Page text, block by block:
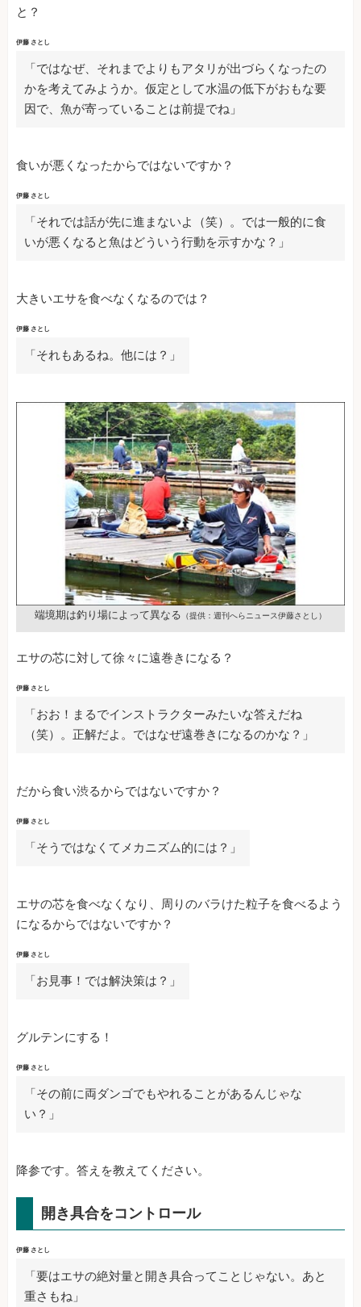
と？
伊藤 さとし
「ではなぜ、それまでよりもアタリが出づらくなったの
かを考えてみようか。仮定として水温の低下がおもな要
因で、魚が寄っていることは前提でね」
食いが悪くなったからではないですか？
伊藤 さとし
「それでは話が先に進まないよ（笑）。では一般的に食
いが悪くなると魚はどういう行動を示すかな？」
大きいエサを食べなくなるのでは？
伊藤 さとし
「それもあるね。他には？」
端境期は釣り場によって異なる （提供：週刊へらニュース伊藤さとし）
エサの芯に対して徐々に遠巻きになる？
伊藤 さとし
「おお！まるでインストラクターみたいな答えだね
（笑）。正解だよ。ではなぜ遠巻きになるのかな？」
だから食い渋るからではないですか？
伊藤 さとし
「そうではなくてメカニズム的には？」
エサの芯を食べなくなり、周りのバラけた粒子を食べるよう
になるからではないですか？
伊藤 さとし
「お見事！では解決策は？」
グルテンにする！
伊藤 さとし
「その前に両ダンゴでもやれることがあるんじゃな
い？」
降参です。答えを教えてください。
開き具合をコントロール
伊藤 さとし
「要はエサの絶対量と開き具合ってことじゃない。あと
重さもね」